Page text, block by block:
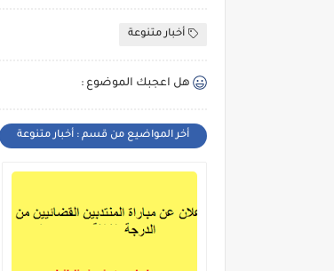
أخبار متنوعة
هل اعجبك الموضوع :
أخر المواضيع من قسم : أخبار متنوعة